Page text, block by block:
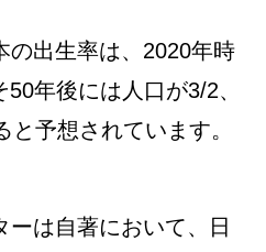
の出生率は、2020年時
年後には人口が3/2、
予想されています。
ーは自著において、日